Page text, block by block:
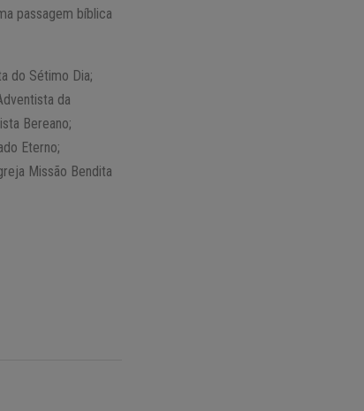
passagem bíblica
do Sétimo Dia;
da
Bereano;
Eterno;
Missão Bendita